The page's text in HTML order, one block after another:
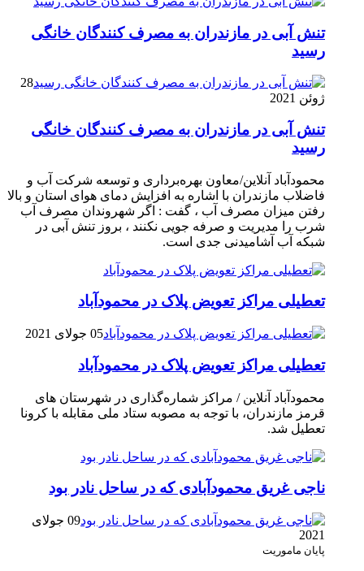
تنش آبی در مازندران به مصرف كنندگان خانگی
رسيد
28
ژوئن 2021
تنش آبی در مازندران به مصرف كنندگان خانگی
رسيد
محمودآباد آنلاین/معاون بهره‌برداری و توسعه شرکت آب و
فاضلاب مازندران با اشاره به افزایش دمای هوای استان و بالا
رفتن میزان مصرف آب ، گفت : اگر شهروندان مصرف آب
شرب را مدیریت و صرفه جویی نکنند ، بروز تنش آبی در
شبکه آب آشامیدنی جدی است.
تعطیلی مراکز تعویض پلاک در محمودآباد
05 جولای 2021
تعطیلی مراکز تعویض پلاک در محمودآباد
محمودآباد آنلاین / مراکز شماره‌گذاری در شهر‌ستان های
قرمز مازندران، با توجه به مصوبه ستاد ملی مقابله با کرونا
تعطیل شد.
ناجی غریق محمودآبادی که در ساحل نادر بود
09 جولای
2021
پایان ماموریت